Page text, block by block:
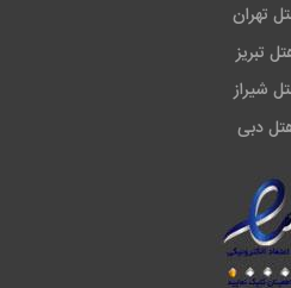
تهران
تبریز
شیراز
دبی